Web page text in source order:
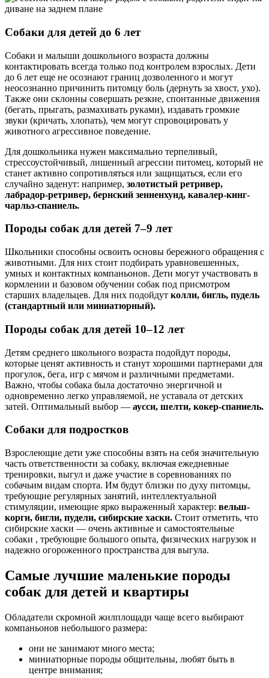
Собаки для детей до 6 лет
Собаки и малыши дошкольного возраста должны
контактировать всегда только под контролем взрослых. Дети
до 6 лет еще не осознают границ дозволенного и могут
неосознанно причинить питомцу боль (дернуть за хвост, ухо).
Также они склонны совершать резкие, спонтанные движения
(бегать, прыгать, размахивать руками), издавать громкие
звуки (кричать, хлопать), чем могут спровоцировать у
животного агрессивное поведение.
Для дошкольника нужен максимально терпеливый,
стрессоустойчивый, лишенный агрессии питомец, который не
станет активно сопротивляться или защищаться, если его
случайно заденут: например, золотистый ретривер,
лабрадор-ретривер, бернский зенненхунд, кавалер-кинг-
чарльз-спаниель.
Породы собак для детей 7–9 лет
Школьники способны освоить основы бережного обращения с
животными. Для них стоит подбирать уравновешенных,
умных и контактных компаньонов. Дети могут участвовать в
кормлении и базовом обучении собак под присмотром
старших владельцев. Для них подойдут колли, бигль, пудель
(стандартный или миниатюрный).
Породы собак для детей 10–12 лет
Детям среднего школьного возраста подойдут породы,
которые ценят активность и станут хорошими партнерами для
прогулок, бега, игр с мячом и различными предметами.
Важно, чтобы собака была достаточно энергичной и
одновременно легко управляемой, не уставала от детских
затей. Оптимальный выбор — аусси, шелти, кокер-спаниель.
Собаки для подростков
Взрослеющие дети уже способны взять на себя значительную
часть ответственности за собаку, включая ежедневные
тренировки, выгул и даже участие в соревнованиях по
собачьим видам спорта. Им будут близки по духу питомцы,
требующие регулярных занятий, интеллектуальной
стимуляции, имеющие ярко выраженный характер: вельш-
корги, бигли, пудели, сибирские хаски. Стоит отметить, что
сибирские хаски — очень активные и самостоятельные
собаки , требующие большого опыта, физических нагрузок и
надежно огороженного пространства для выгула.
Самые лучшие маленькие породы
собак для детей и квартиры
Обладатели скромной жилплощади чаще всего выбирают
компаньонов небольшого размера:
они не занимают много места;
миниатюрные породы общительны, любят быть в
центре внимания;